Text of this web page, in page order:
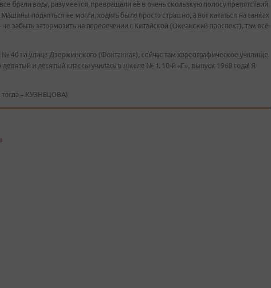
брали воду, разумеется, превращали её в очень скользкую полосу препятствий,
подняться не могли, ходить было просто страшно, а вот кататься на санках
забыть затормозить на пересечении с Китайской (Океанский проспект), там всё-
№ 40 на улице Дзержинского (Фонтанная), сейчас там хореографическое училище.
девятый и десятый классы училась в школе № 1. 10-й «Г», выпуск 1968 года! Я
– КУЗНЕЦОВА)
e